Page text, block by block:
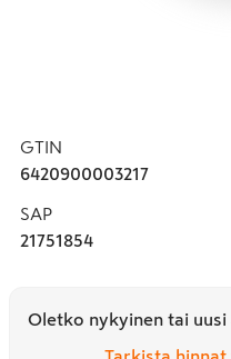
GTIN
6420900003217
SAP
21751854
Oletko nykyinen tai uusi
Tarkista